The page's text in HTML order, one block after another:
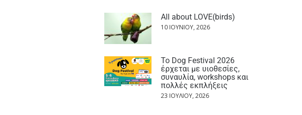
All about LOVE(birds)
10 ΙΟΥΝΊΟΥ, 2026
Το Dog Festival 2026
έρχεται με υιοθεσίες,
συναυλία, workshops και
πολλές εκπλήξεις
23 ΙΟΥΛΊΟΥ, 2026